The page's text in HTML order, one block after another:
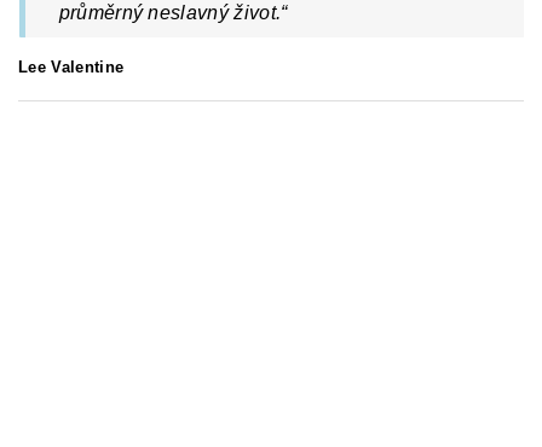
průměrný neslavný život.“
Lee Valentine